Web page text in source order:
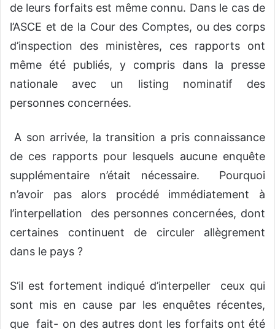
de leurs forfaits est même connu. Dans le cas de
l’ASCE et de la Cour des Comptes, ou des corps
d’inspection des ministères, ces rapports ont
même été publiés, y compris dans la presse
nationale avec un listing nominatif des
personnes concernées.
A son arrivée, la transition a pris connaissance
de ces rapports pour lesquels aucune enquête
supplémentaire n’était nécessaire. Pourquoi
n’avoir pas alors procédé immédiatement à
l’interpellation des personnes concernées, dont
certaines continuent de circuler allègrement
dans le pays ?
S’il est fortement indiqué d’interpeller ceux qui
sont mis en cause par les enquêtes récentes,
que fait- on des autres dont les forfaits ont été